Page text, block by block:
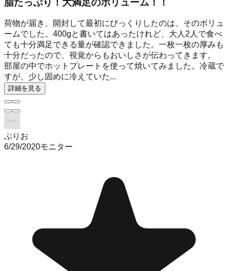
荷物が届き、開封して最初にびっくりしたのは、そのボリュ
ームでした。400gと書いてはあったけれど、大人2人で食べ
ても十分満足できる量が確認できました。一枚一枚の厚みも
十分だったので、視覚からもおいしさが伝わってきます。
部屋の中でホットプレートを使って焼いてみました。冷蔵で
すが、少し固めに冷えていた...
詳細を見る
ぶりお
6/29/2020モニター